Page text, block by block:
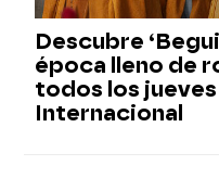
Descubre
época lleno de
todos los jueves
Internacional